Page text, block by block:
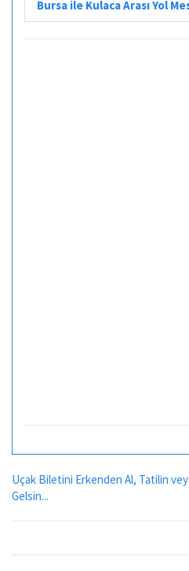
Bursa ile Kulaca Arası Yol
Uçak Biletini Erkenden Al, Tatilin
Gelsin...